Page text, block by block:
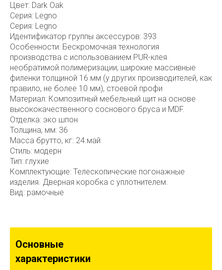
Цвет: Dark Oak
Серия: Legno
Серия: Legno
Идентификатор группы аксессуров: 393
Особенности: Бескромочная технология
производства с использованием PUR-клея
необратимой полимеризации, широкие массивные
филенки толщиной 16 мм (у других производителей, как
правило, не более 10 мм), стоевой профи
Материал: Композитный мебельный щит на основе
высококачественного соснового бруса и MDF.
Отделка: эко шпон
Толщина, мм: 36
Масса брутто, кг: 24.май
Стиль: модерн
Тип: глухие
Комплектующие: Телескопические погонажные
изделия. Дверная коробка с уплотнителем.
Вид: рамочные
Основные
характеристики